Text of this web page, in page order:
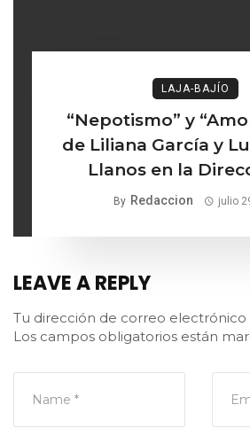
LAJA-BAJÍO
“Nepotismo” y
de Liliana García y
Llanos en la
Turismo de Comonfort la
By Redaccion julio
LEAVE A REPLY
Tu dirección de correo electrónico
Los campos obligatorios están